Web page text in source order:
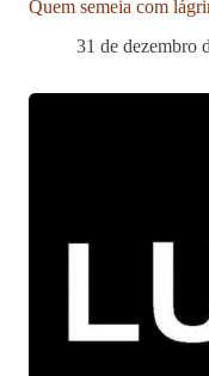
Quem semeia com
31 de dezembro